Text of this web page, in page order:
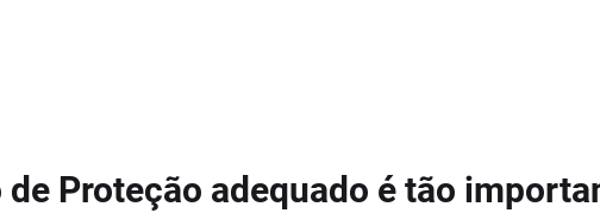
Proteção adequado é tão